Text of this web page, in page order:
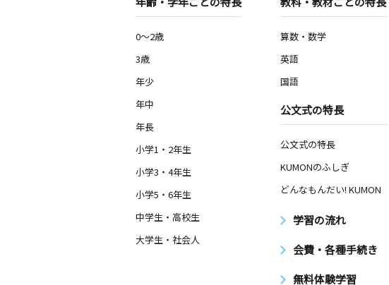
0～2歳
3歳
年少
年中
年長
小学1・2年生
小学3・4年生
小学5・6年生
中学生・高校生
大学生・社会人
算数・数学
英語
国語
公文式の特長
公文式の特長
KUMONのふしぎ
どんなもんだい! KUMON
学習の流れ
会費・各種手続き
無料体験学習